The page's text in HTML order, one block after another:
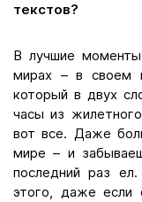
текстов?
В лучшие
мирах – в своем
который в двух
часы из
вот все. Даже
мире – и
последний раз
этого, даже если